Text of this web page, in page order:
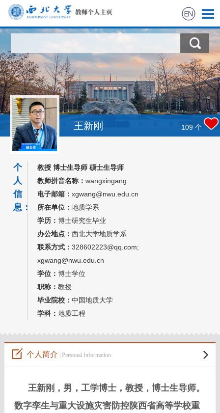
科学研究
教学研究
获奖信息
招生信息
学生信息
我的相册
教师博客
王新刚 109 个
个
人
信
息：
教授 博士生导师 硕士生导师
教师拼音名称： wangxingang
电子邮箱： xgwang@nwu.edu.cn
所在单位： 地质学系
学历： 博士研究生毕业
办公地点： 西北大学地质学系
联系方式： 328602223@qq.com;
xgwang@nwu.edu.cn
学位： 博士学位
职称： 教授
毕业院校： 中国地质大学
学科： 地质工程
个人简介 | Personal Information
王新刚，男，工学博士，教授，博士生导师。
数字孪生与重大设施灾害防控陕西省高等学校重